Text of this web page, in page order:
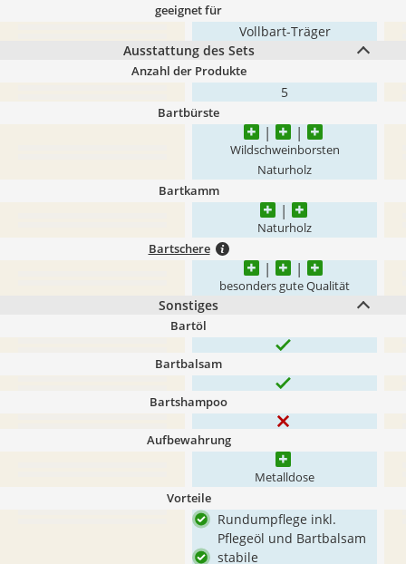
geeignet für
Vollbart-Träger
Ausstattung des Sets
Anzahl der Produkte
5
Bartbürste
Wildschweinborsten
Naturholz
Bartkamm
Naturholz
Bartschere
besonders gute Qualität
Sonstiges
Bartöl
Bartbalsam
Bartshampoo
Aufbewahrung
Metalldose
Vorteile
Rundumpflege inkl.
Pflegeöl und Bartbalsam
stabile